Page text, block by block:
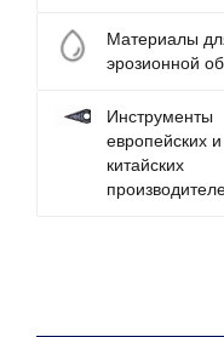
Материалы
эрозионной
Инструменты
европейских и
китайских